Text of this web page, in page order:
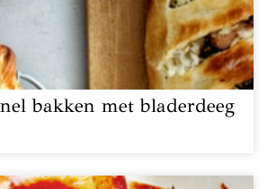
bakken met bladerdeeg